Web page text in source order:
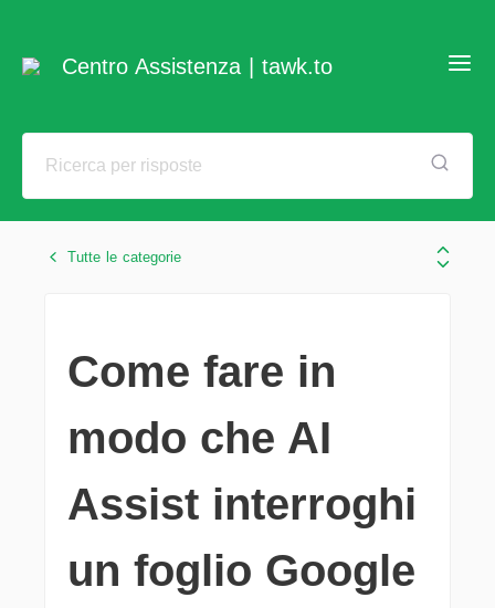
Centro Assistenza | tawk.to
Tutte le categorie
Come fare in
modo che AI
Assist interroghi
un foglio Google